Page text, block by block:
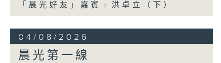
「晨光好友」嘉賓﹕洪卓立（下）
04/08/2026
晨光第一線